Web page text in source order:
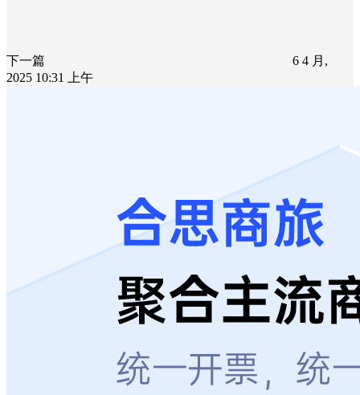
下一篇
6 4 月,
2025 10:31 上午